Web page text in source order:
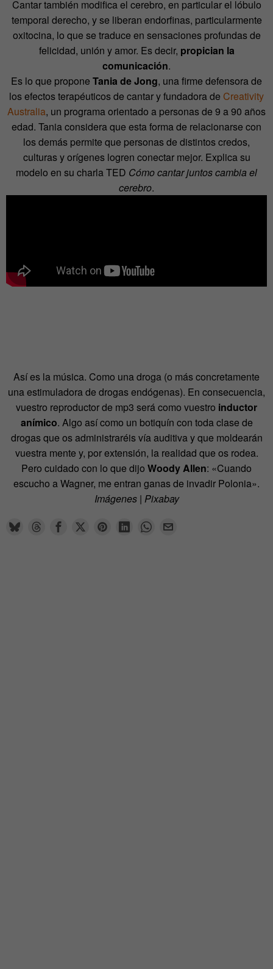
Cantar también modifica el cerebro, en particular el lóbulo
temporal derecho, y se liberan endorfinas, particularmente
oxitocina, lo que se traduce en sensaciones profundas de
felicidad, unión y amor. Es decir, propician la
comunicación.
Es lo que propone Tania de Jong, una firme defensora de
los efectos terapéuticos de cantar y fundadora de Creativity
Australia, un programa orientado a personas de 9 a 90 años
edad. Tania considera que esta forma de relacionarse con
los demás permite que personas de distintos credos,
culturas y orígenes logren conectar mejor. Explica su
modelo en su charla TED Cómo cantar juntos cambia el
cerebro.
Así es la música. Como una droga (o más concretamente
una estimuladora de drogas endógenas). En consecuencia,
vuestro reproductor de mp3 será como vuestro inductor
anímico. Algo así como un botiquín con toda clase de
drogas que os administraréis vía auditiva y que moldearán
vuestra mente y, por extensión, la realidad que os rodea.
Pero cuidado con lo que dijo Woody Allen: «Cuando
escucho a Wagner, me entran ganas de invadir Polonia».
Imágenes | Pixabay